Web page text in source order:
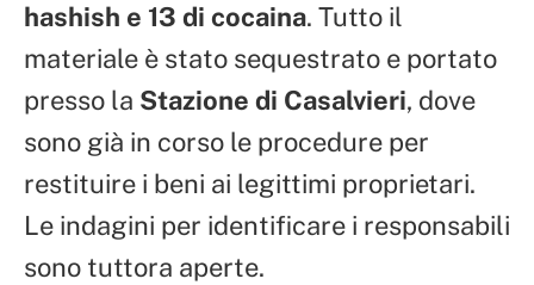
hashish e 13 di cocaina. Tutto il
materiale è stato sequestrato e portato
presso la Stazione di Casalvieri, dove
sono già in corso le procedure per
restituire i beni ai legittimi proprietari.
Le indagini per identificare i responsabili
sono tuttora aperte.